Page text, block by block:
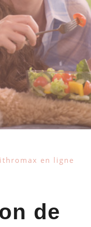
en ligne
de